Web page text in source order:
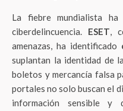
La fiebre mundialista
ciberdelincuencia. ESET,
amenazas, ha identificado
suplantan la identidad de
boletos y mercancía falsa
portales no solo buscan el
información sensible